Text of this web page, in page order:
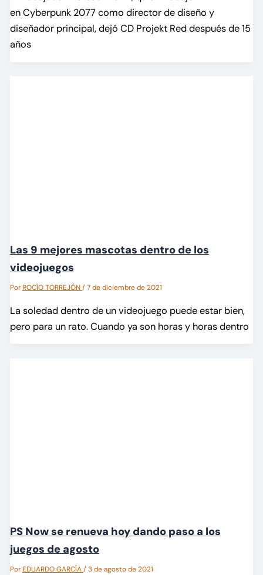
en Cyberpunk 2077 como director de diseño y
diseñador principal, dejó CD Projekt Red después de 15
años
Las 9 mejores mascotas dentro de los
videojuegos
PorROCÍO TORREJÓN/7 de diciembre de 2021
La soledad dentro de un videojuego puede estar bien,
pero para un rato. Cuando ya son horas y horas dentro
PS Now se renueva hoy dando paso a los
juegos de agosto
PorEDUARDO GARCÍA/3 de agosto de 2021